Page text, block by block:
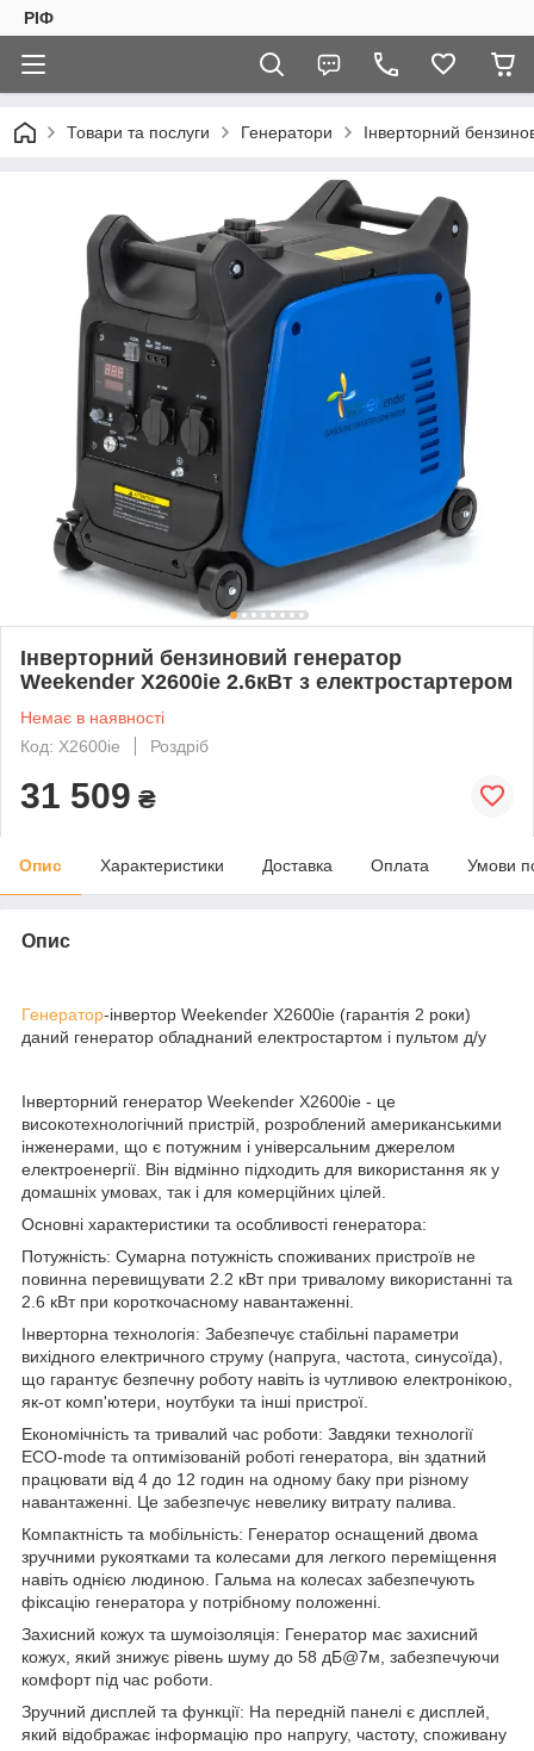
РІФ
Товари та послуги Генератори Інверторний
Інверторний бензиновий генератор
Weekender X2600ie 2.6кВт з електростартером
Немає в наявності
Код: X2600iе
Роздріб
31 509 ₴
Опис Характеристики Доставка Оплата Умови
Опис
Генератор-інвертор Weekender X2600ie (гарантія 2 роки)
даний генератор обладнаний електростартом і пультом д/у
Інверторний генератор Weekender X2600ie - це
високотехнологічний пристрій, розроблений американськими
інженерами, що є потужним і універсальним джерелом
електроенергії. Він відмінно підходить для використання як у
домашніх умовах, так і для комерційних цілей.
Основні характеристики та особливості генератора:
Потужність: Сумарна потужність споживаних пристроїв не
повинна перевищувати 2.2 кВт при тривалому використанні та
2.6 кВт при короткочасному навантаженні.
Інверторна технологія: Забезпечує стабільні параметри
вихідного електричного струму (напруга, частота, синусоїда),
що гарантує безпечну роботу навіть із чутливою електронікою,
як-от комп'ютери, ноутбуки та інші пристрої.
Економічність та тривалий час роботи: Завдяки технології
ECO-mode та оптимізованій роботі генератора, він здатний
працювати від 4 до 12 годин на одному баку при різному
навантаженні. Це забезпечує невелику витрату палива.
Компактність та мобільність: Генератор оснащений двома
зручними рукоятками та колесами для легкого переміщення
навіть однією людиною. Гальма на колесах забезпечують
фіксацію генератора у потрібному положенні.
Захисний кожух та шумоізоляція: Генератор має захисний
кожух, який знижує рівень шуму до 58 дБ@7м, забезпечуючи
комфорт під час роботи.
Зручний дисплей та функції: На передній панелі є дисплей,
який відображає інформацію про напругу, частоту, споживану